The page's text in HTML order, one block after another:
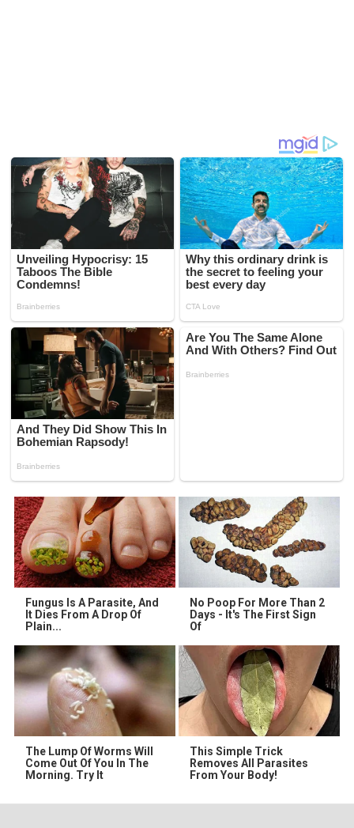
Fungus Is A Parasite, And
It Dies From A Drop Of
Plain...
No Poop For More Than 2
Days - It's The First Sign
Of
The Lump Of Worms Will
Come Out Of You In The
Morning. Try It
This Simple Trick
Removes All Parasites
From Your Body!